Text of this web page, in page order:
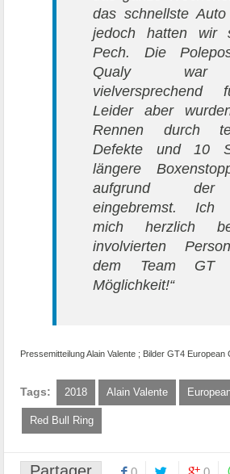
das schnellste
jedoch hatten wir
Pech. Die
Qualy war
vielversprechend
Leider aber
Rennen durch
Defekte und 10
längere
aufgrund
eingebremst. Ich
mich herzlich
involvierten
dem Team GT
Möglichkeit!“
Pressemitteilung Alain Valente ; Bilder GT4 European
Tags: 2018 Alain Valente
Red Bull Ring